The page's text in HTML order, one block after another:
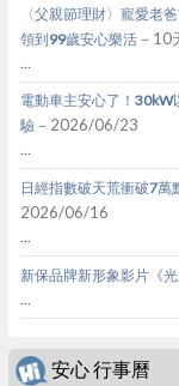
〈父親節理財〉寵愛老
領到99歲安心樂活－10
...
電動車主安心了！30kW
驗－2026/06/23
...
日經指數破天荒衝破7萬
2026/06/16
...
新保品牌新形象影片《
...
安心 行事曆